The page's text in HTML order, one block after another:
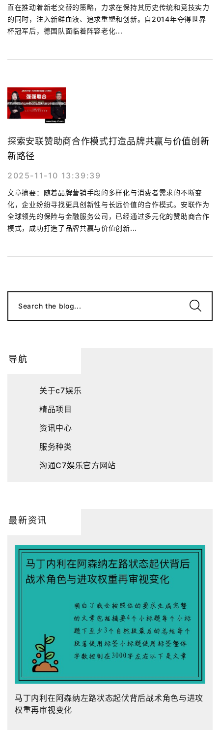
直在推动着新老交替的策略，力求在保持其历史传统和竞技实力
的同时，注入新鲜血液、追求重塑和创新。自2014年夺得世界
杯冠军后，德国队面临着阵容老化...
探索安联赞助商合作模式打造品牌共赢与价值创新
新路径
2025-11-10 13:39:39
文章摘要：随着品牌营销手段的多样化与消费者需求的不断变
化，企业纷纷寻找更具创新性与长远价值的合作模式。安联作为
全球领先的保险与金融服务公司，已经通过多元化的赞助商合作
模式，成功打造了品牌共赢与价值创新...
Search the blog...
导航
关于c7娱乐
精品项目
资讯中心
服务种类
沟通C7娱乐官方网站
最新资讯
马丁内利在阿森纳左路状态起伏背后战术角色与进攻
权重再审视变化